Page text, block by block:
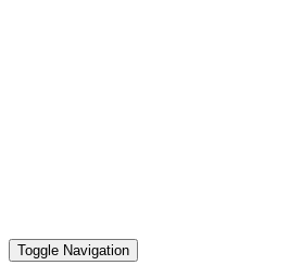
Toggle Navigation